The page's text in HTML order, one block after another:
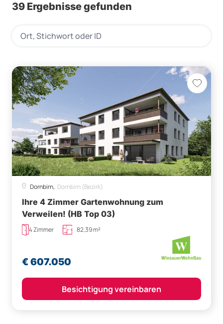
39 Ergebnisse gefunden
Dornbirn, Dornbirn (Bezirk)
Ihre 4 Zimmer Gartenwohnung zum
Verweilen! (HB Top 03)
4 Zimmer 82,39 m²
€ 607.050
Besichtigung vereinbaren